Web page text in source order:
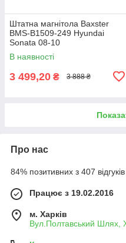
Штатна магнітола Baxster
BMS-B1509-249 Hyundai
Sonata 08-10
В наявності
3 499,20 ₴ 3 888 ₴
Про нас
84% позитивних з 407 відгуків
Працює з 19.02.2016
м. Харків
Вул.Полтавський Шлях,